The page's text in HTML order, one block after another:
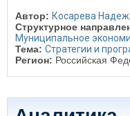
Автор: Косарева
Структурное
Муниципальное
Тема: Стратегии и
Регион: Российская